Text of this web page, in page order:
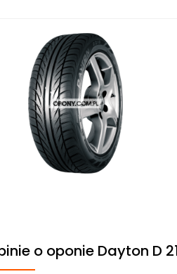
o oponie Dayton D